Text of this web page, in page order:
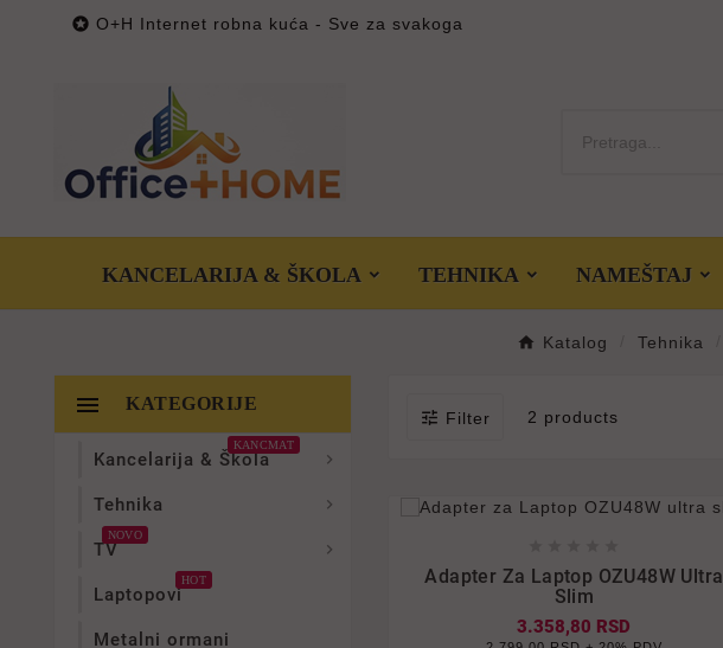
 O+H Internet robna kuća - Sve za svakoga
KANCELARIJA & ŠKOLA TEHNIKA NAMEŠTAJ
Katalog Tehnika
KATEGORIJE

Kancelarija & Škola
KANCMAT

Tehnika 
TV
NOVO

Laptopovi
HOT
Metalni ormani
 Filter 2 products
Adapter Za Laptop OZU48W Ultra
Slim
3.358,80 RSD